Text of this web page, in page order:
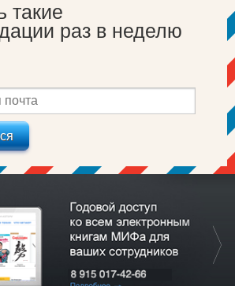
такие
раз в неделю